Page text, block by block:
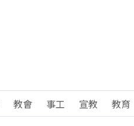
教會 事工 宣教 教育